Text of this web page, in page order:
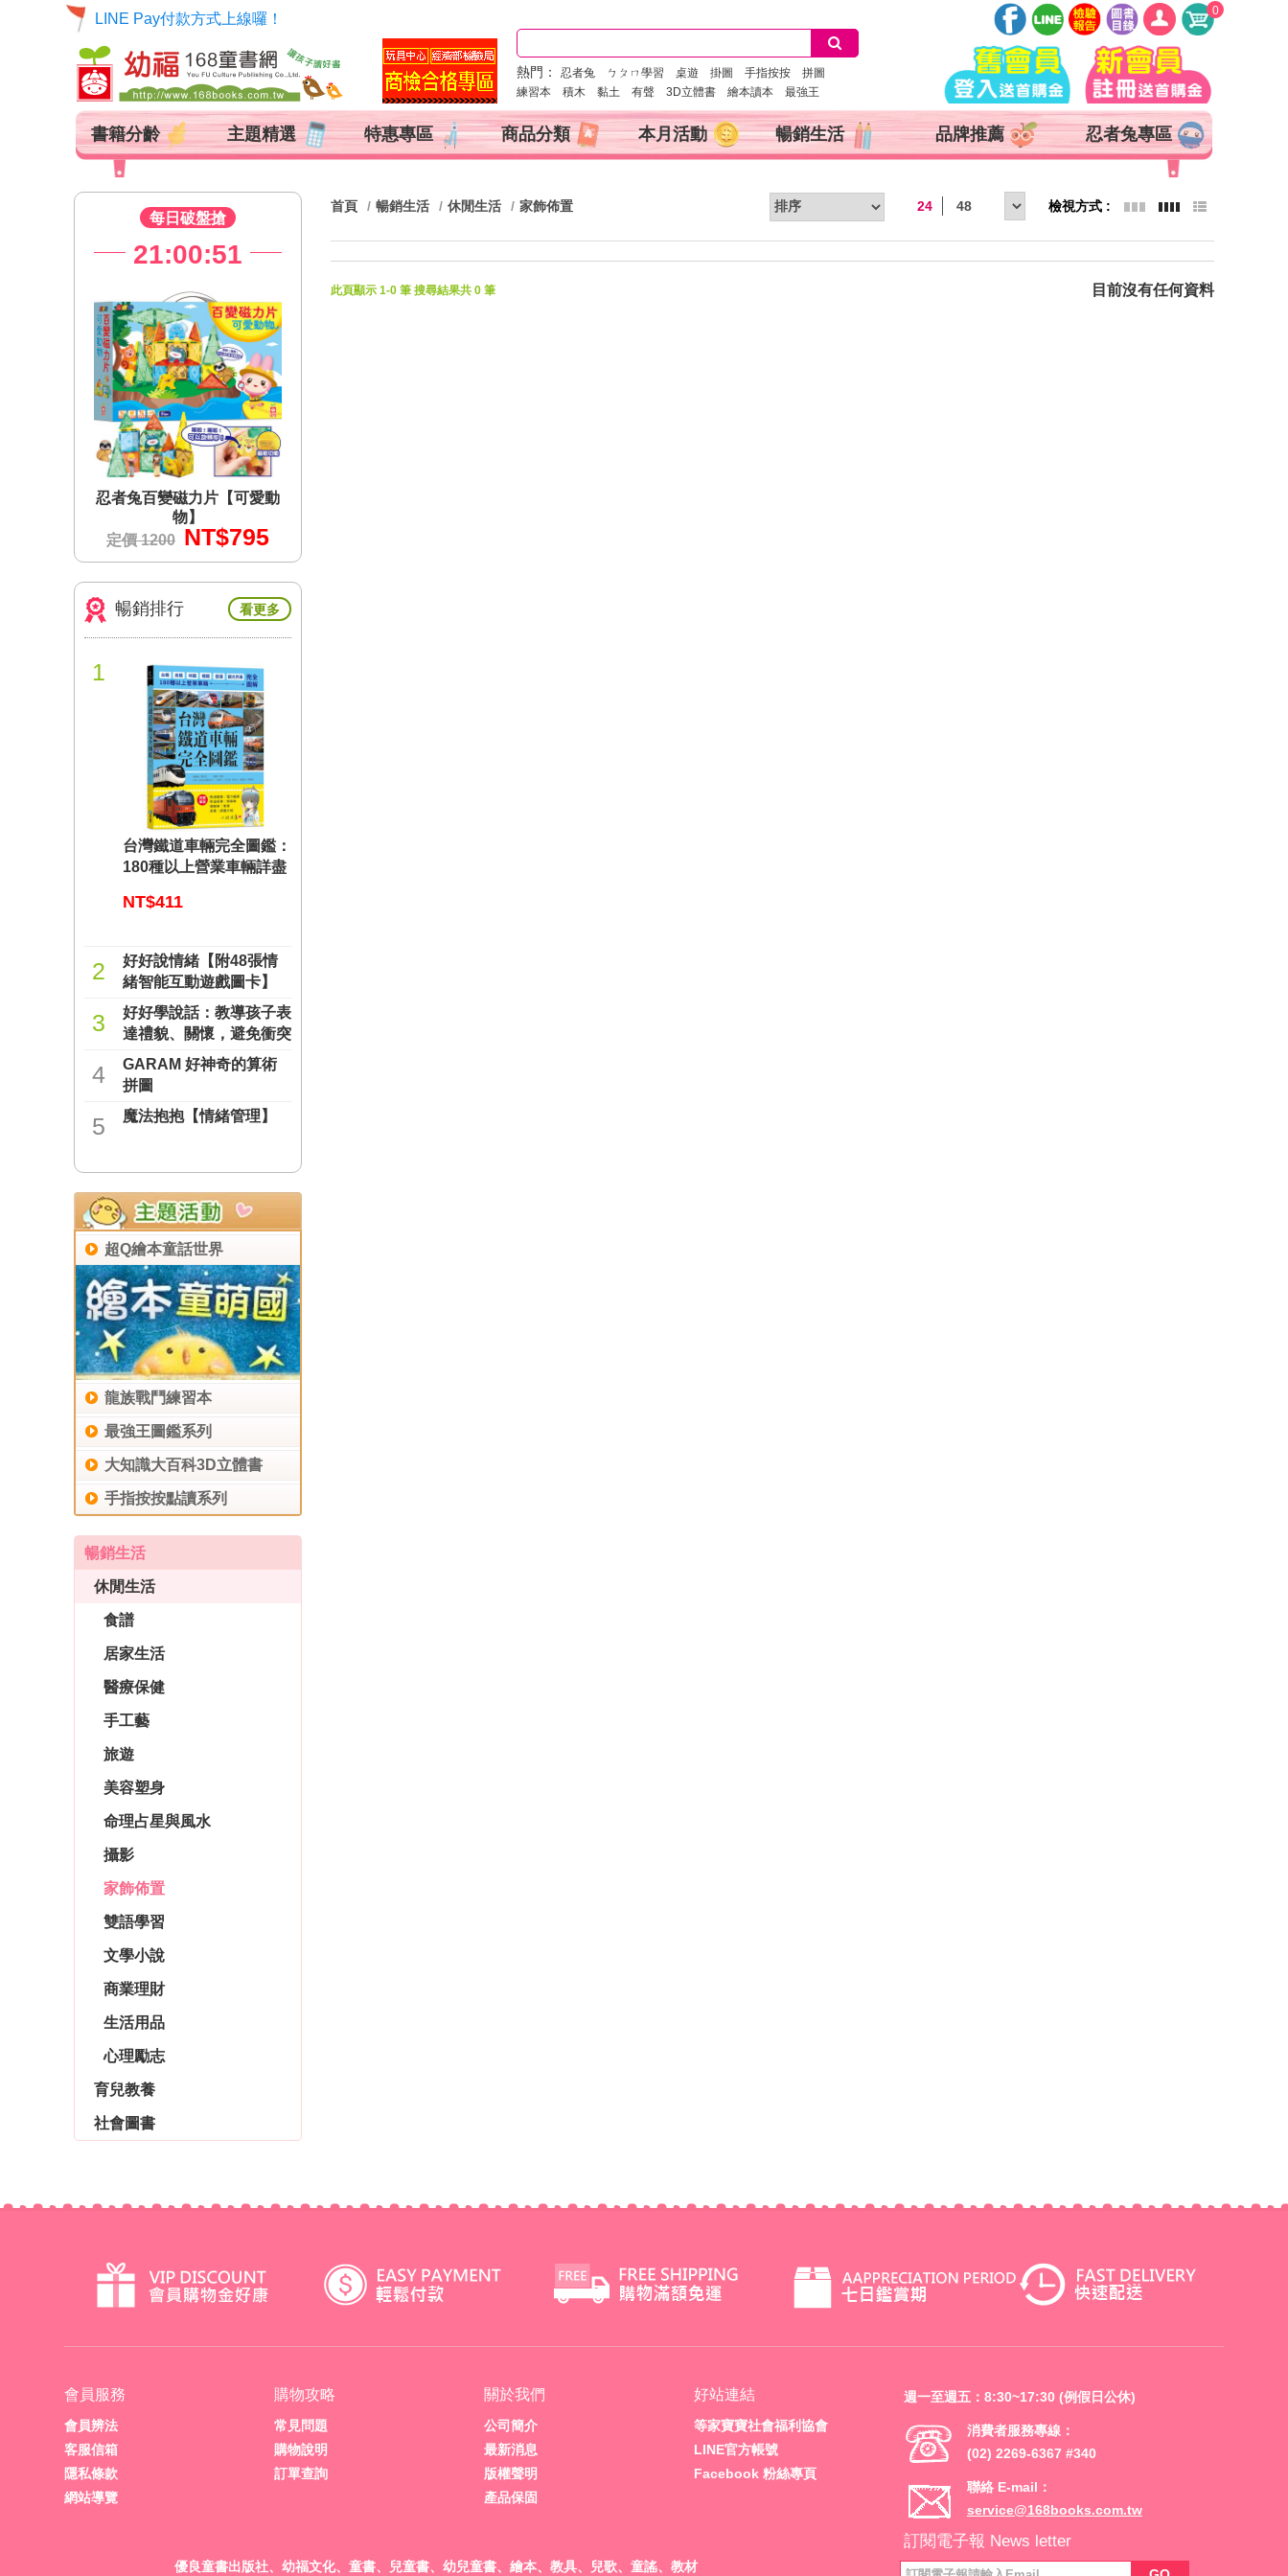
0
登入
註冊
會員中心
查詢訂單
追蹤清單
抵用券 x 0 張
熱門： 忍者兔 ㄅㄆㄇ學習 桌遊 掛圖 手指按按 拼圖
練習本 積木 黏土 有聲 3D立體書 繪本讀本 最強王
LINE Pay付款方式上線囉！
書籍分齡 主題精選 特惠專區 商品分類 本月活動 暢銷生活 品牌推薦 忍者兔專區
每日破盤搶
21:00:51
忍者兔百變磁力片【可愛動
物】
定價 1200 NT$795
21:00:51
暢銷排行 看更多
1
台灣鐵道車輛完全圖鑑：
180種以上營業車輛詳盡
NT$411
2
好好說情緒【附48張情
緒智能互動遊戲圖卡】
NT$277
3
好好學說話：教導孩子表
達禮貌、關懷，避免衝突
的溝通方法（附18張好
人緣互動遊戲圖卡）
NT$237
4
GARAM 好神奇的算術
拼圖
NT$221
5 魔法抱抱【情緒管理】
NT$221
超Q繪本童話世界
龍族戰鬥練習本
最強王圖鑑系列
大知識大百科3D立體書
手指按按點讀系列
暢銷生活
休閒生活
食譜
居家生活
醫療保健
手工藝
旅遊
美容塑身
命理占星與風水
攝影
家飾佈置
雙語學習
文學小說
商業理財
生活用品
心理勵志
育兒教養
親子教養
懷孕與育兒
副食品
育兒用品
社會圖書
首頁 暢銷生活 休閒生活 家飾佈置 24 48
此頁顯示 1-0 筆 搜尋結果共 0 筆 目前沒有任何資料
會員服務
會員辨法
客服信箱
隱私條款
網站導覽
購物攻略
常見問題
購物說明
訂單查詢
關於我們
公司簡介
最新消息
版權聲明
產品保固
好站連結
等家寶寶社會福利協會
LINE官方帳號
Facebook 粉絲專頁
週一至週五：8:30~17:30 (例假日公休)
消費者服務專線：
(02) 2269-6367 #340
聯絡 E-mail：
service@168books.com.tw
訂閱電子報 News letter
優良童書出版社、幼福文化、童書、兒童書、幼兒童書、繪本、教具、兒歌、童謠、教材